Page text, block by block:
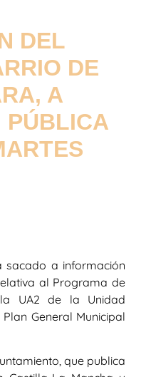
DEL
DE
A
PÚBLICA
sacado a información
al Programa de
UA2 de la Unidad
General Municipal
que publica